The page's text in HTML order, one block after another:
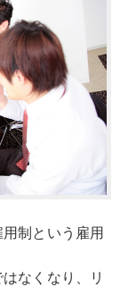
制という雇用
なくなり、リ